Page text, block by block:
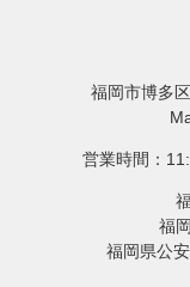
福岡市博多
営業時間：
福
福岡県公